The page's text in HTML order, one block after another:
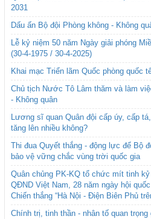
2031
Dấu ấn Bộ đội Phòng không - Không
Lễ kỷ niệm 50 năm Ngày giải phóng
(30-4-1975 / 30-4-2025)
Khai mạc Triển lãm Quốc phòng quốc
Chủ tịch Nước Tô Lâm thăm và làm
- Không quân
Lương sĩ quan Quân đội cấp úy, cấp
tăng lên nhiều không?
Thi đua Quyết thắng - động lực để Bộ
bảo vệ vững chắc vùng trời quốc gia
Quân chủng PK-KQ tổ chức mít tinh
QĐND Việt Nam, 28 năm ngày hội
Chiến thắng “Hà Nội - Điện Biên Phủ
Chính trị, tinh thần - nhân tố quan